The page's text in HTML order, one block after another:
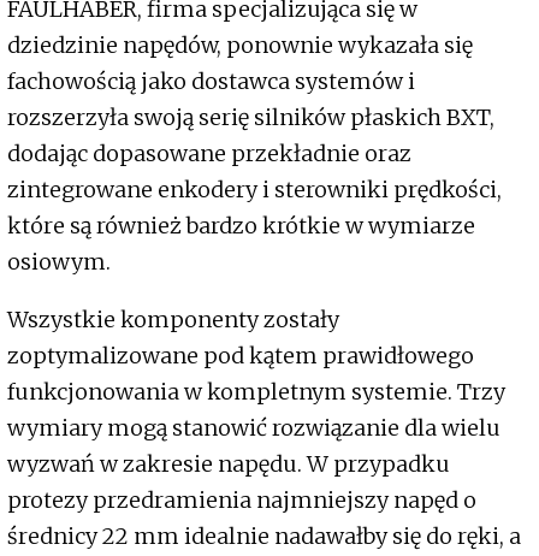
FAULHABER, firma specjalizująca się w
dziedzinie napędów, ponownie wykazała się
fachowością jako dostawca systemów i
rozszerzyła swoją serię silników płaskich BXT,
dodając dopasowane przekładnie oraz
zintegrowane enkodery i sterowniki prędkości,
które są również bardzo krótkie w wymiarze
osiowym.
Wszystkie komponenty zostały
zoptymalizowane pod kątem prawidłowego
funkcjonowania w kompletnym systemie. Trzy
wymiary mogą stanowić rozwiązanie dla wielu
wyzwań w zakresie napędu. W przypadku
protezy przedramienia najmniejszy napęd o
średnicy 22 mm idealnie nadawałby się do ręki, a